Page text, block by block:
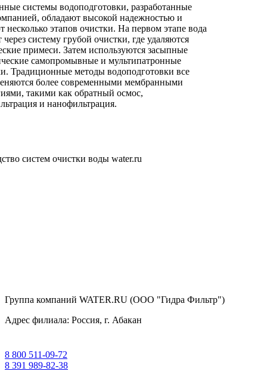
системы водоподготовки, разработанные
обладают высокой надежностью и
несколько этапов очистки. На первом этапе вода
через систему грубой очистки, где удаляются
примеси. Затем используются засыпные
самопромывные и мультипатронные
Традиционные методы водоподготовки все
более современными мембранными
такими как обратный осмос,
и нанофильтрация.
систем очистки воды water.ru
Группа компаний WATER.RU (ООО "Гидра Фильтр")
Адрес филиала: Россия, г. Абакан
8 800 511-09-72
8 391 989-82-38